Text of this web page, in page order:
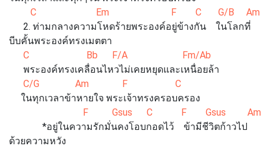
C Em F C G/B Am Gsus
2. ท่ามกลางความโหดร้ายพระองค์อยู่ข้างกัน ในโลกที่
บีบคั้นพระองค์ทรงเมตตา
C Bb F/A Fm/Ab
พระองค์ทรงเคลื่อนไหวไม่เคยหยุดและเหนื่อยล้า
C/G Am F C
ในทุกเวลาข้าหายใจ พระเจ้าทรงครอบครอง
F Gsus C F Gsus Am
*อยู่ในความรักมั่นคงโอบกอดไว้ ข้ามีชีวิตก้าวไป
ด้วยความหวัง